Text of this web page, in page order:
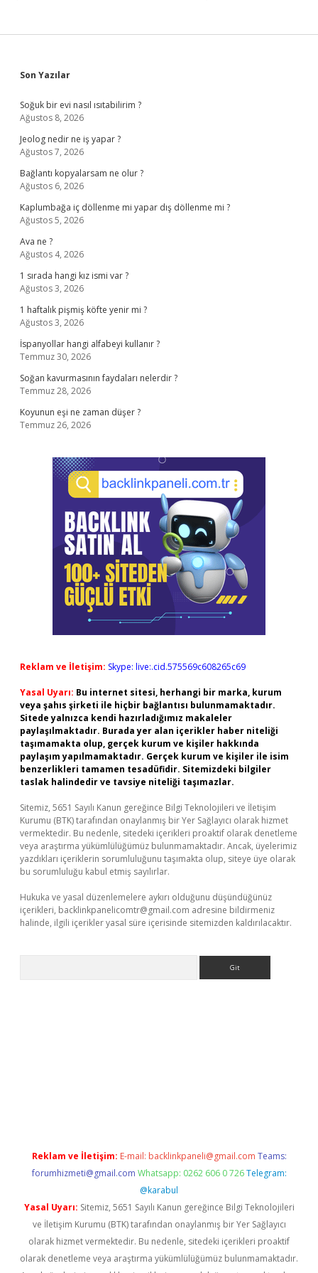
Sidebar
Son Yazılar
Soğuk bir evi nasıl ısıtabilirim ?
Ağustos 8, 2026
Jeolog nedir ne iş yapar ?
Ağustos 7, 2026
Bağlantı kopyalarsam ne olur ?
Ağustos 6, 2026
Kaplumbağa iç döllenme mi yapar dış döllenme mi ?
Ağustos 5, 2026
Ava ne ?
Ağustos 4, 2026
1 sırada hangi kız ismi var ?
Ağustos 3, 2026
1 haftalık pişmiş köfte yenir mi ?
Ağustos 3, 2026
İspanyollar hangi alfabeyi kullanır ?
Temmuz 30, 2026
Soğan kavurmasının faydaları nelerdir ?
Temmuz 28, 2026
Koyunun eşi ne zaman düşer ?
Temmuz 26, 2026
Reklam ve İletişim: Skype: live:.cid.575569c608265c69
Yasal Uyarı: Bu internet sitesi, herhangi bir marka, kurum
veya şahıs şirketi ile hiçbir bağlantısı bulunmamaktadır.
Sitede yalnızca kendi hazırladığımız makaleler
paylaşılmaktadır. Burada yer alan içerikler haber niteliği
taşımamakta olup, gerçek kurum ve kişiler hakkında
paylaşım yapılmamaktadır. Gerçek kurum ve kişiler ile isim
benzerlikleri tamamen tesadüfidir. Sitemizdeki bilgiler
taslak halindedir ve tavsiye niteliği taşımazlar.
Sitemiz, 5651 Sayılı Kanun gereğince Bilgi Teknolojileri ve İletişim
Kurumu (BTK) tarafından onaylanmış bir Yer Sağlayıcı olarak hizmet
vermektedir. Bu nedenle, sitedeki içerikleri proaktif olarak denetleme
veya araştırma yükümlülüğümüz bulunmamaktadır. Ancak, üyelerimiz
yazdıkları içeriklerin sorumluluğunu taşımakta olup, siteye üye olarak
bu sorumluluğu kabul etmiş sayılırlar.
Hukuka ve yasal düzenlemelere aykırı olduğunu düşündüğünüz
içerikleri, backlinkpanelicomtr@gmail.com adresine bildirmeniz
halinde, ilgili içerikler yasal süre içerisinde sitemizden kaldırılacaktır.
Reklam ve İletişim: E-mail: backlinkpaneli@gmail.com Teams:
forumhizmeti@gmail.com Whatsapp: 0262 606 0 726 Telegram:
@karabul
Yasal Uyarı: Sitemiz, 5651 Sayılı Kanun gereğince Bilgi Teknolojileri
ve İletişim Kurumu (BTK) tarafından onaylanmış bir Yer Sağlayıcı
olarak hizmet vermektedir. Bu nedenle, sitedeki içerikleri proaktif
olarak denetleme veya araştırma yükümlülüğümüz bulunmamaktadır.